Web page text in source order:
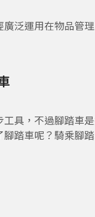
泛運用在物品管
具，不過腳踏車
踏車呢？騎乘腳